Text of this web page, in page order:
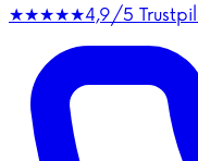
★★★★★4,9/5